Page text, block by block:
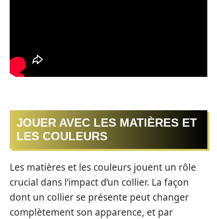
JOUER AVEC LES MATIÈRES ET
LES COULEURS
Les matières et les couleurs jouent un rôle
crucial dans l’impact d’un collier. La façon
dont un collier se présente peut changer
complètement son apparence, et par